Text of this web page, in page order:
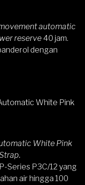
automatic
reserve 40 jam.
dengan
White Pink
Series P3C/12 yang
air hingga 100